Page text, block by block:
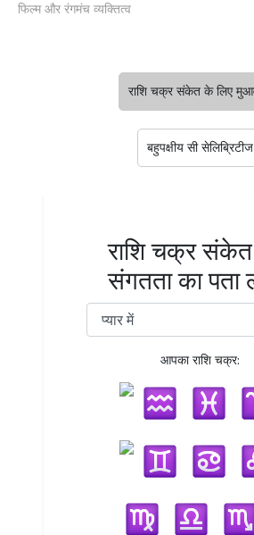
फिल्म और रंगमंच व्यक्तित्व
राशि चक्र संकेत के लिए
बहुपक्षीय सी सेलिब्रिटीज
राशि चक्र संकेत
संगतता का पता
आपका राशि चक्र: